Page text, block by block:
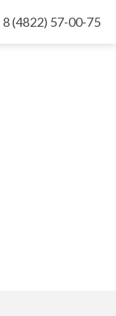
8 (4822) 57-00-75